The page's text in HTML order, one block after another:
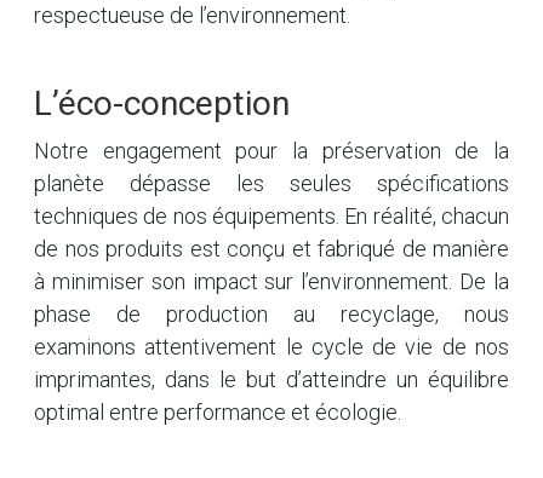
respectueuse de l’environnement.
L’éco-conception
Notre engagement pour la préservation de la
planète dépasse les seules spécifications
techniques de nos équipements. En réalité, chacun
de nos produits est conçu et fabriqué de manière
à minimiser son impact sur l’environnement. De la
phase de production au recyclage, nous
examinons attentivement le cycle de vie de nos
imprimantes, dans le but d’atteindre un équilibre
optimal entre performance et écologie.